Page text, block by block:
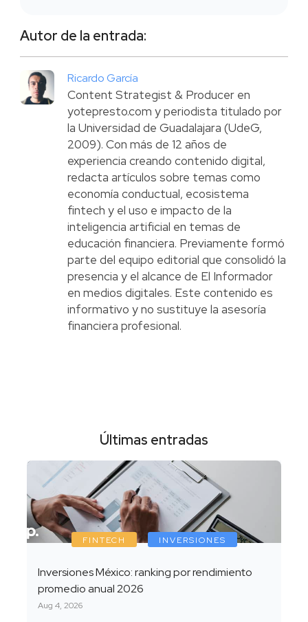
Autor de la entrada:
Ricardo García
Content Strategist & Producer en
yotepresto.com y periodista titulado por
la Universidad de Guadalajara (UdeG,
2009). Con más de 12 años de
experiencia creando contenido digital,
redacta artículos sobre temas como
economía conductual, ecosistema
fintech y el uso e impacto de la
inteligencia artificial en temas de
educación financiera. Previamente formó
parte del equipo editorial que consolidó la
presencia y el alcance de El Informador
en medios digitales. Este contenido es
informativo y no sustituye la asesoría
financiera profesional.
Últimas entradas
FINTECH INVERSIONES
Inversiones México: ranking por rendimiento
promedio anual 2026
Aug 4, 2026